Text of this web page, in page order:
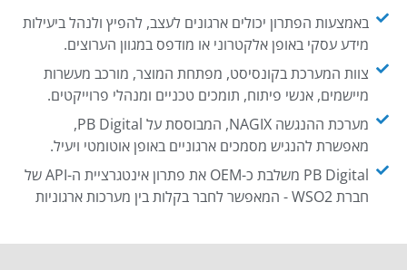
באמצעות הפתרון יכולים ארגונים לעצב, להפיץ ולנהל ביעילות
מידע עסקי באופן אלקטרוני או מודפס במגוון הערוצים.
צוות המערכת בקונסיסט, מפתחת המוצר, מורכב מעשרות
מיישמים, אנשי פיתוח, תומכים טכניים ומנהלי פרוייקטים.
מערכת ההנגשה NAGIX, המבוססת על PB Digital,
מאפשרת להנגיש מסמכים ארגוניים באופן אוטומטי ויעיל.
PB Digital משלבת כ-OEM את פתרון אינטגרציית ה-API של
חברת WSO2 - המאפשר לחבר בקלות בין מערכות ארגוניות